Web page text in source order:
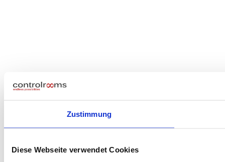
Zustimmung
Diese Webseite verwendet Cookies